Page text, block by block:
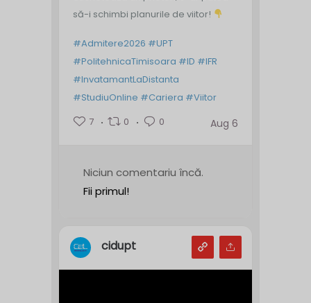
să-i schimbi planurile de viitor!
#Admitere2026 #UPT
#PolitehnicaTimisoara #ID #IFR
#InvatamantLaDistanta
#StudiuOnline #Cariera #Viitor
7
0 0 Aug 6
Niciun comentariu încă.
Fii primul!
cidupt